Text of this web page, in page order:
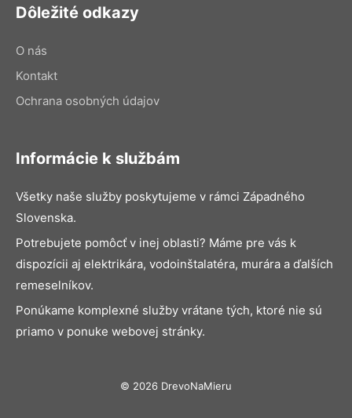
Dôležité odkazy
O nás
Kontakt
Ochrana osobných údajov
Informácie k službám
Všetky naše služby poskytujeme v rámci Západného
Slovenska.
Potrebujete pomôcť v inej oblasti? Máme pre vás k
dispozícii aj elektrikára, vodoinštalatéra, murára a ďalších
remeselníkov.
Ponúkame komplexné služby vrátane tých, ktoré nie sú
priamo v ponuke webovej stránky.
© 2026 DrevoNaMieru